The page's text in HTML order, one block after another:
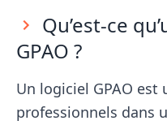
Qu’est-ce
GPAO ?
Un logiciel GPAO est
professionnels dans